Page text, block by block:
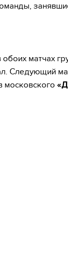
обоих матчах
Следующий
московского